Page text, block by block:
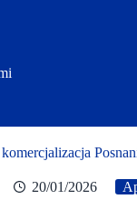
20/01/2026